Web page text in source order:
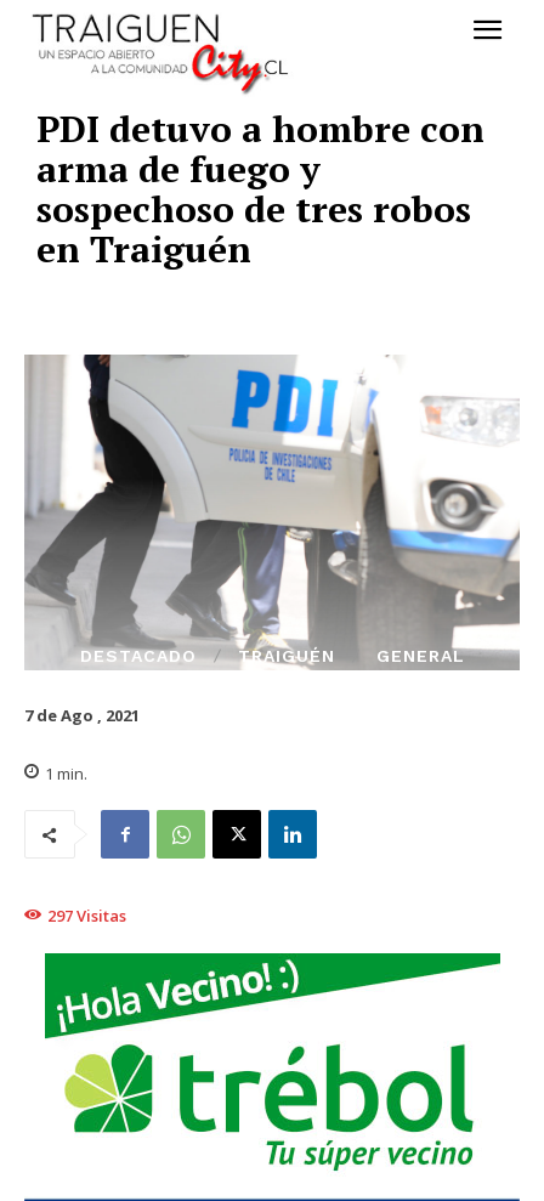
PDI detuvo a hombre con
arma de fuego y
sospechoso de tres robos
en Traiguén
DESTACADO TRAIGUÉN GENERAL
7 de Ago , 2021
1 min.
297Visitas